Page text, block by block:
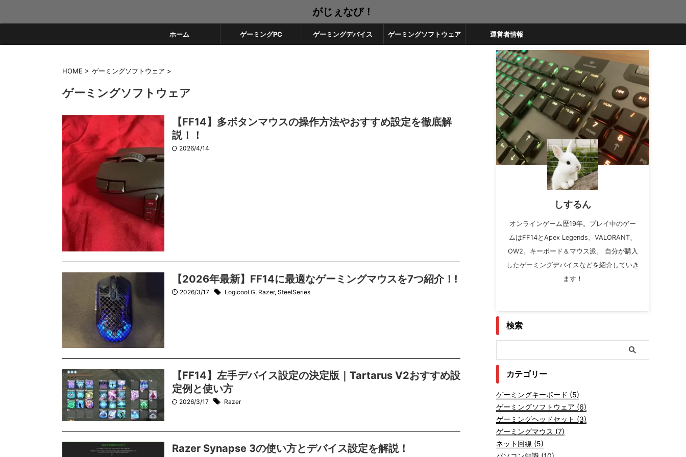
がじぇなび！
ホーム ゲーミングPC ゲーミングデバイス ゲーミングソフトウェア 運営者情報
HOME > ゲーミングソフトウェア >
ゲーミングソフトウェア
【FF14】多ボタンマウスの操作方法やおすすめ設定を徹底解
説！！
2026/4/14
【2026年最新】FF14に最適なゲーミングマウスを7つ紹介！!
2026/3/17 Logicool G, Razer, SteelSeries
【FF14】左手デバイス設定の決定版｜Tartarus V2おすすめ設
定例と使い方
2026/3/17 Razer
Razer Synapse 3の使い方とデバイス設定を解説！
しするん
オンラインゲーム歴19年。プレイ中のゲー
ムはFF14とApex Legends、VALORANT、
OW2。キーボード＆マウス派。 自分が購入
したゲーミングデバイスなどを紹介していき
ます！
検索
カテゴリー
ゲーミングキーボード (5)
ゲーミングソフトウェア (6)
ゲーミングヘッドセット (3)
ゲーミングマウス (7)
ネット回線 (5)